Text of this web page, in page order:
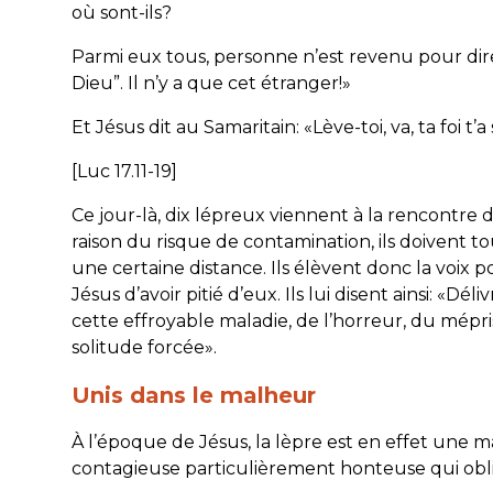
où sont-ils?
Parmi eux tous, personne n’est revenu pour
Dieu”. Il n’y a que cet étranger!»
Et Jésus dit au Samaritain: «Lève-toi, va, ta foi t’a
[Luc 17.11-19]
Ce jour-là, dix lépreux viennent à la rencontre
raison du risque de contamination, ils doivent
une certaine distance. Ils élèvent donc la voix
Jésus d’avoir pitié d’eux. Ils lui disent ainsi:
cette effroyable maladie, de l’horreur, du
solitude forcée».
Unis dans le malheur
À l’époque de Jésus, la lèpre est en effet une
contagieuse particulièrement honteuse qui